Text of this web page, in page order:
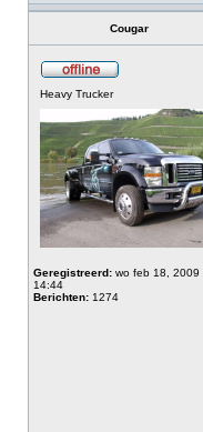
Cougar
Heavy Trucker
Geregistreerd: wo feb 18, 2009
14:44
Berichten: 1274